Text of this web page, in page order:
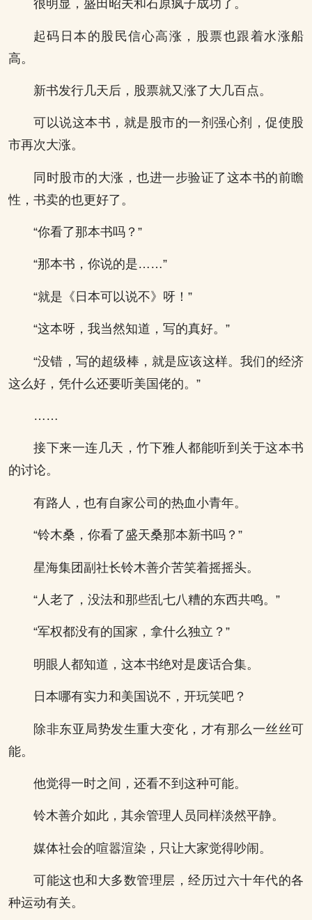
很明显，盛田昭夫和石原疯子成功了。
起码日本的股民信心高涨，股票也跟着水涨船
高。
新书发行几天后，股票就又涨了大几百点。
可以说这本书，就是股市的一剂强心剂，促使股
市再次大涨。
同时股市的大涨，也进一步验证了这本书的前瞻
性，书卖的也更好了。
“你看了那本书吗？”
“那本书，你说的是……”
“就是《日本可以说不》呀！”
“这本呀，我当然知道，写的真好。”
“没错，写的超级棒，就是应该这样。我们的经济
这么好，凭什么还要听美国佬的。”
……
接下来一连几天，竹下雅人都能听到关于这本书
的讨论。
有路人，也有自家公司的热血小青年。
“铃木桑，你看了盛天桑那本新书吗？”
星海集团副社长铃木善介苦笑着摇摇头。
“人老了，没法和那些乱七八糟的东西共鸣。”
“军权都没有的国家，拿什么独立？”
明眼人都知道，这本书绝对是废话合集。
日本哪有实力和美国说不，开玩笑吧？
除非东亚局势发生重大变化，才有那么一丝丝可
能。
他觉得一时之间，还看不到这种可能。
铃木善介如此，其余管理人员同样淡然平静。
媒体社会的喧嚣渲染，只让大家觉得吵闹。
可能这也和大多数管理层，经历过六十年代的各
种运动有关。